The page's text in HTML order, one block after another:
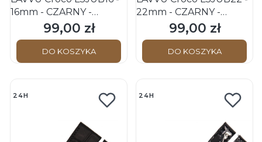
16mm - CZARNY -
Skórzany pasek do
zegarka
Cena
99,00 zł
DO KOSZYKA
22mm - CZARNY -
Skórzany pasek do
zegarka
Cena
99,00 zł
DO KOSZYKA
24H 24H